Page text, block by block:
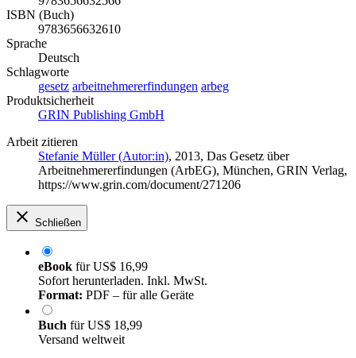
ISBN (Buch)
9783656632610
Sprache
Deutsch
Schlagworte
gesetz arbeitnehmererfindungen arbeg
Produktsicherheit
GRIN Publishing GmbH
Arbeit zitieren
Stefanie Müller (Autor:in), 2013, Das Gesetz über
Arbeitnehmererfindungen (ArbEG), München, GRIN Verlag,
https://www.grin.com/document/271206
Schließen
eBook fürUS$ 16,99
Sofort herunterladen. Inkl. MwSt.
Format: PDF – für alle Geräte
Buch fürUS$ 18,99
Versand weltweit